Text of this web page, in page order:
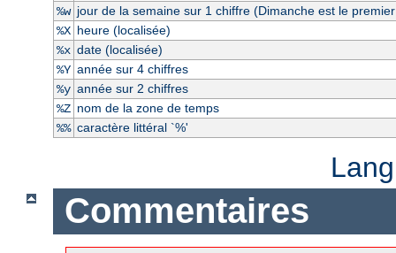
%w jour de la semaine sur 1 chiffre (Dimanche est le
%X heure (localisée)
%x date (localisée)
%Y année sur 4 chiffres
%y année sur 2 chiffres
%Z nom de la zone de temps
%% caractère littéral `%'
Commentaires